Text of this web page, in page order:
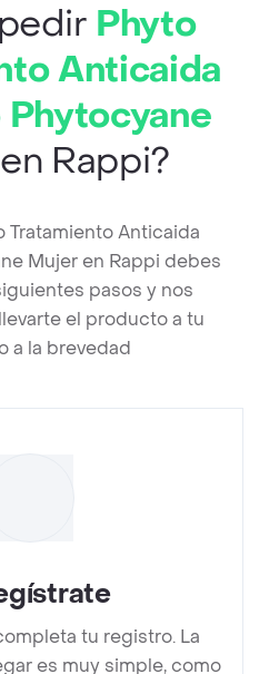
Phyto
Anticaida
Rappi?
Tratamiento Anticaida
Mujer en Rappi debes
pasos y nos
el producto a tu
a la brevedad
tu registro. La
es muy simple, como